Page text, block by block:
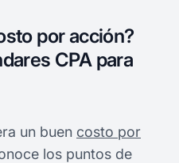
por acción?
CPA para
un buen costo por
los puntos de